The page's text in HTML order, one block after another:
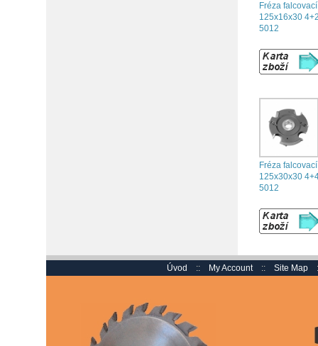
Fréza falcovací
125x16x30
5012
Fréza falcovací
125x30x30
5012
Úvod :: My Account :: Site Map